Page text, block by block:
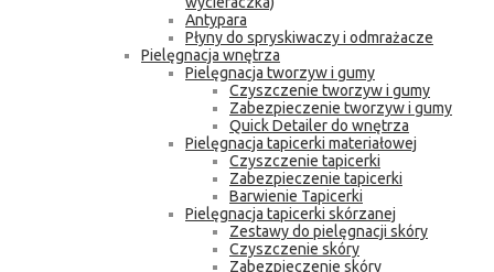
Antypara
Płyny do spryskiwaczy i odmrażacze
Pielęgnacja wnętrza
Pielęgnacja tworzyw i gumy
Czyszczenie tworzyw i gumy
Zabezpieczenie tworzyw i gumy
Quick Detailer do wnętrza
Pielęgnacja tapicerki materiałowej
Czyszczenie tapicerki
Zabezpieczenie tapicerki
Barwienie Tapicerki
Pielęgnacja tapicerki skórzanej
Zestawy do pielęgnacji skóry
Czyszczenie skóry
Zabezpieczenie skóry